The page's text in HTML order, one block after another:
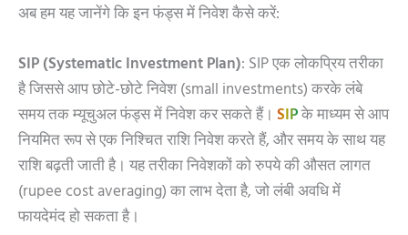
अब हम यह जानेंगे कि इन फंड्स में निवेश कैसे करें:
SIP (Systematic Investment Plan): SIP एक लोकप्रिय तरीका
है जिससे आप छोटे-छोटे निवेश (small investments) करके लंबे
समय तक म्यूचुअल फंड्स में निवेश कर सकते हैं। SIPके माध्यम से आप
नियमित रूप से एक निश्चित राशि निवेश करते हैं, और समय के साथ यह
राशि बढ़ती जाती है। यह तरीका निवेशकों को रुपये की औसत लागत
(rupee cost averaging) का लाभ देता है, जो लंबी अवधि में
फायदेमंद हो सकता है।